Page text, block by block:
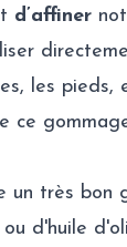
d’affiner
les pieds,
ce
un très bon
d'huile